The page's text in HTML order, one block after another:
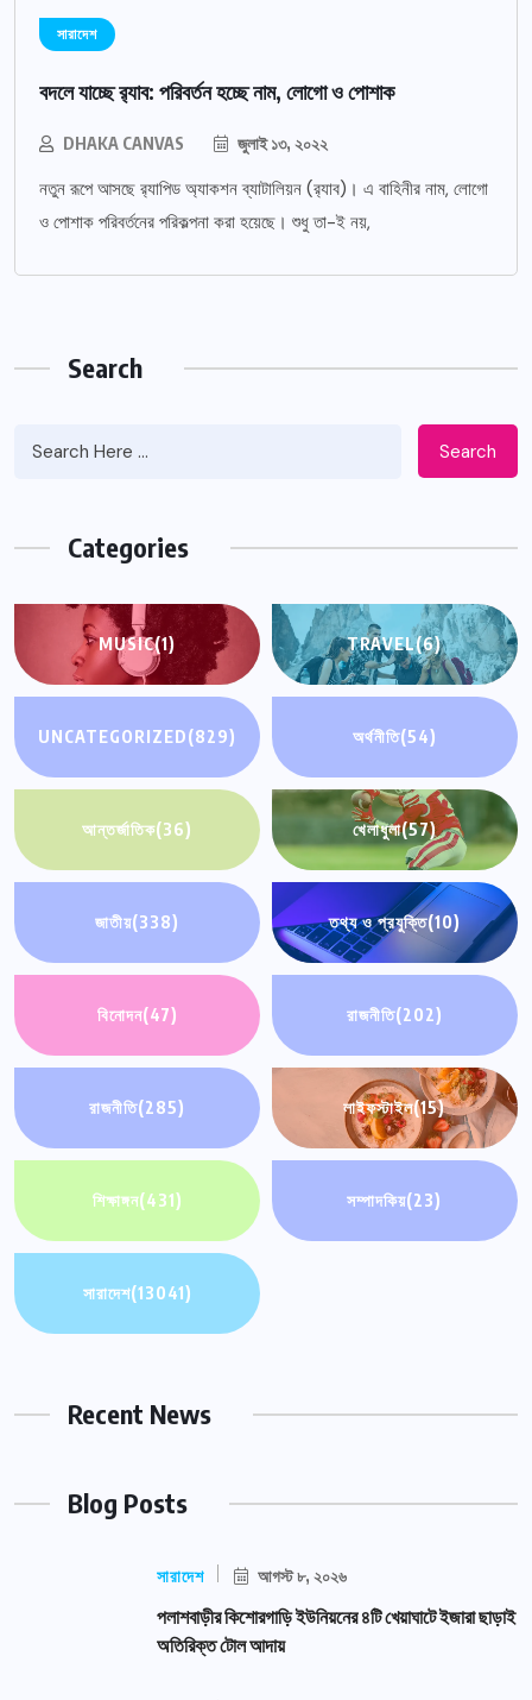
সারাদেশ
বদলে যাচ্ছে র‌্যাব: পরিবর্তন হচ্ছে নাম, লোগো ও পোশাক
DHAKA CANVAS জুলাই ১৩, ২০২২
নতুন রূপে আসছে র‌্যাপিড অ্যাকশন ব্যাটালিয়ন (র‌্যাব)। এ বাহিনীর নাম, লোগো
ও পোশাক পরিবর্তনের পরিকল্পনা করা হয়েছে। শুধু তা-ই নয়,
Search
Search
Categories
MUSIC(1) TRAVEL(6)
UNCATEGORIZED(829) অর্থনীতি(54)
আন্তর্জাতিক(36) খেলাধুলা(57)
জাতীয়(338) তথ্য ও প্রযুক্তি(10)
বিনোদন(47) রাজনীতি(202)
রাজনীতি(285) লাইফস্টাইল(15)
শিক্ষাঙ্গন(431) সম্পাদকিয়(23)
সারাদেশ(13041)
Recent News
Blog Posts
সারাদেশ আগস্ট ৮, ২০২৬
পলাশবাড়ীর কিশোরগাড়ি ইউনিয়নের ৪টি খেয়াঘাটে ইজারা ছাড়াই
অতিরিক্ত টোল আদায়